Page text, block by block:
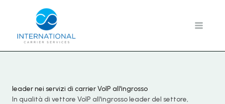
leader nei servizi di carrier VoIP all'ingrosso
In qualità di vettore VoIP all'ingrosso leader del settore,